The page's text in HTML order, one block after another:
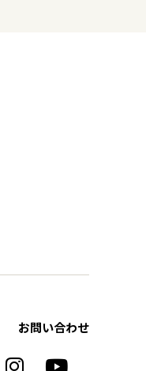
お問い合わせ